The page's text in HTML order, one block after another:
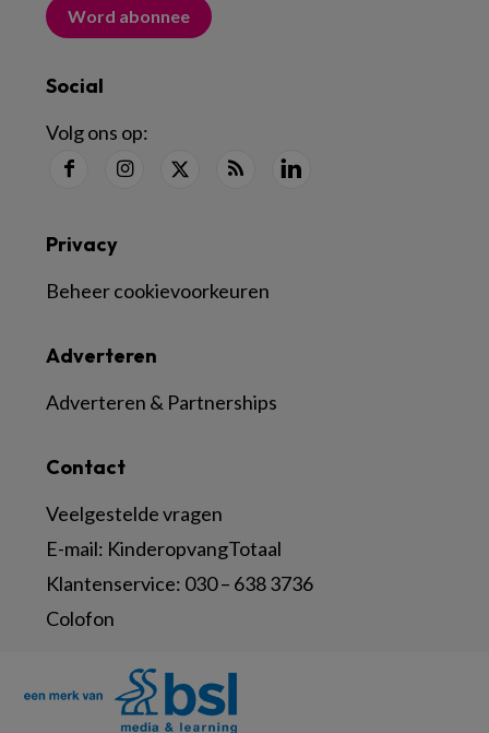
Word abonnee
Social
Volg ons op:
Contact
Veelgestelde vragen
E-mail: KinderopvangTotaal
Klantenservice: 030 – 638 3736
Colofon
Adverteren
Adverteren & Partnerships
Privacy
Beheer cookievoorkeuren